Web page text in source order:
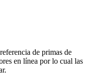
de primas de
en línea por lo cual las